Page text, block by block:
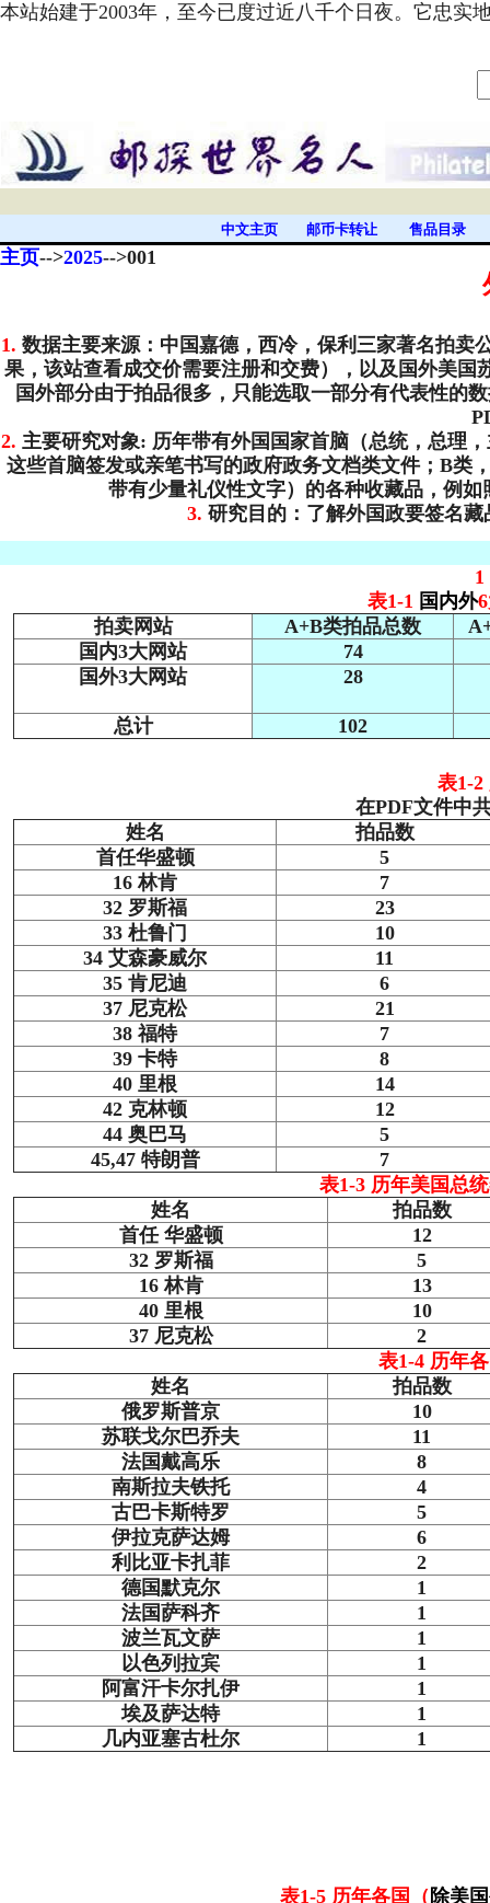
本站始建于2003年，至今已度过近八千个日夜。它忠
中文主页 邮币卡转让 售品目录
主页-->2025-->001
1. 数据主要来源：中国嘉德，西冷，保利三家著名拍卖
果，该站查看成交价需要注册和交费），以及国外美国
国外部分由于拍品很多，只能选取一部分有代表性的
2. 主要研究对象: 历年带有外国国家首脑（总统，总理
这些首脑签发或亲笔书写的政府政务文档类文件；B类
带有少量礼仪性文字）的各种收藏品，例
3. 研究目的：了解外国政要签名
表1-1 国内外
拍卖网站
A+B类拍品总数
国内3大网站
74
国外3大网站
28
总计 102
表1-2
在PDF文件中
姓名
拍品数
首任华盛顿
5
16 林肯
7
32 罗斯福
23
33 杜鲁门
10
34 艾森豪威尔
11
35 肯尼迪
6
37 尼克松
21
38 福特
7
39 卡特
8
40 里根
14
42 克林顿
12
44 奥巴马
5
45,47 特朗普
7
表1-3 历年美国总
姓名
拍品数
首任 华盛顿
12
32 罗斯福
5
16 林肯
13
40 里根
10
37 尼克松
2
表1-4 历年
姓名
拍品数
俄罗斯普京
10
苏联戈尔巴乔夫
11
法国戴高乐
8
南斯拉夫铁托
4
古巴卡斯特罗
5
伊拉克萨达姆
6
利比亚卡扎菲
2
德国默克尔
1
法国萨科齐
1
波兰瓦文萨
1
以色列拉宾
1
阿富汗卡尔扎伊
1
埃及萨达特
1
几内亚塞古杜尔
1
表1-5 历年各国（ 除美